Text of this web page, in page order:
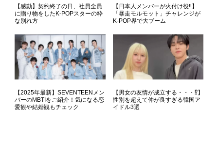
【感動】契約終了の日、社員全員
に贈り物をしたK-POPスターの粋
な別れ方
【日本人メンバーが火付け役‼】
「暴走モルモット」チャレンジが
K-POP界で大ブーム
【2025年最新】SEVENTEENメン
バーのMBTIをご紹介！気になる恋
愛観や結婚観もチェック
【男女の友情が成立する・・・⁉】
性別を超えて仲が良すぎる韓国ア
イドル3選